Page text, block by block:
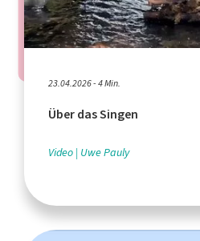
23.04.2026 - 4 Min.
Über das Singen
Video Uwe Pauly